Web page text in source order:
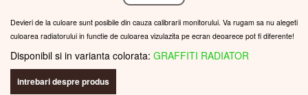
Devieri de la culoare sunt posibile din cauza calibrarii monitorului. Va rugam sa nu alegeti
culoarea radiatorului in functie de culoarea vizulazita pe ecran deoarece pot fi diferente!
Disponibil si in varianta colorata: GRAFFITI RADIATOR
intrebari despre produs